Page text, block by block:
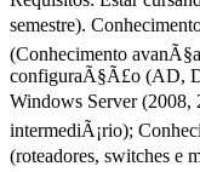
semestre).
(Conhecimento
configuraÃ§Ã£o (AD,
Windows Server (2008,
intermediÃ¡rio);
(roteadores, switches e